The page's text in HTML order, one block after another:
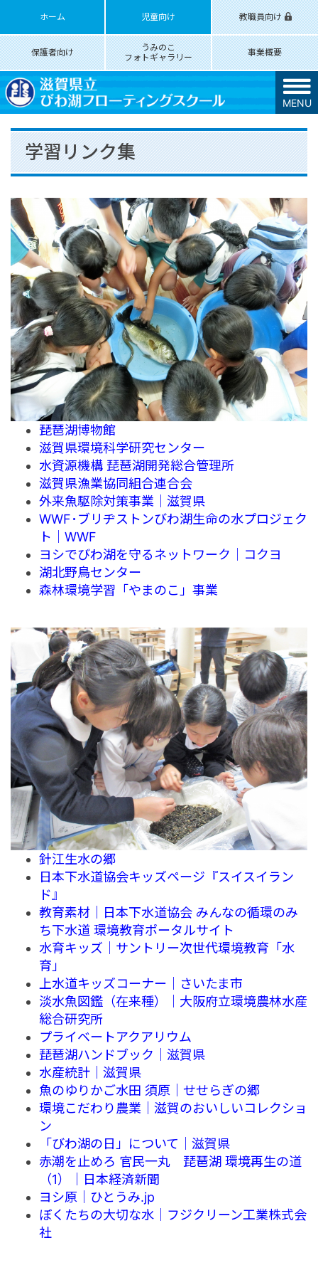
ホーム 児童向け 教職員向け
保護者向け
うみのこ
フォトギャラリー
事業概要
MENU
学習リンク集
琵琶湖博物館
滋賀県環境科学研究センター
水資源機構 琵琶湖開発総合管理所
滋賀県漁業協同組合連合会
外来魚駆除対策事業｜滋賀県
WWF･ブリヂストンびわ湖生命の水プロジェク
ト｜WWF
ヨシでびわ湖を守るネットワーク｜コクヨ
湖北野鳥センター
森林環境学習「やまのこ」事業
針江生水の郷
日本下水道協会キッズページ『スイスイラン
ド』
教育素材｜日本下水道協会 みんなの循環のみ
ち下水道 環境教育ポータルサイト
水育キッズ｜サントリー次世代環境教育「水
育」
上水道キッズコーナー｜さいたま市
淡水魚図鑑（在来種）｜大阪府立環境農林水産
総合研究所
プライベートアクアリウム
琵琶湖ハンドブック｜滋賀県
水産統計｜滋賀県
魚のゆりかご水田 須原｜せせらぎの郷
環境こだわり農業｜滋賀のおいしいコレクショ
ン
「びわ湖の日」について｜滋賀県
赤潮を止めろ 官民一丸 琵琶湖 環境再生の道
（1）｜日本経済新聞
ヨシ原｜ひとうみ.jp
ぼくたちの大切な水｜フジクリーン工業株式会
社